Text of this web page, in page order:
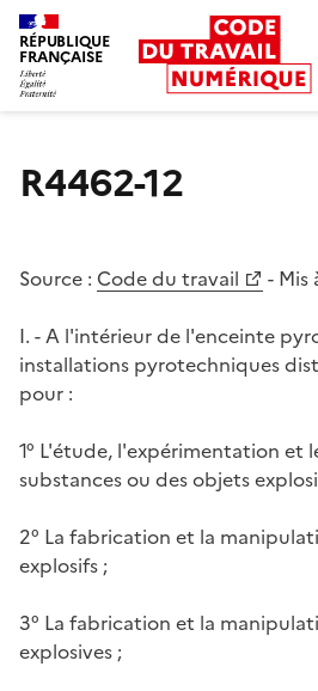
RÉPUBLIQUE
FRANÇAISE
R4462-12
Source : Code du travail - Mis
I. - A l'intérieur de l'enceinte
installations pyrotechniques
pour :
1° L'étude, l'expérimentation et
substances ou des objets
2° La fabrication et la
explosifs ;
3° La fabrication et la
explosives ;